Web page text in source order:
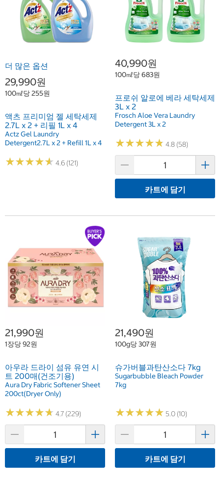
더 많은 옵션
29,990원
100㎖당 255원
액츠 프리미엄 젤 세탁세제
2.7L x 2 + 리필 1L x 4
Actz Gel Laundry
Detergent2.7L x 2 + Refill 1L x 4
★★★★★
★★★★★ 4.6 (121)
40,990원
100㎖당 683원
프로쉬 알로에 베라 세탁세제
3L x 2
Frosch Aloe Vera Laundry
Detergent 3L x 2
★★★★★
★★★★★ 4.8 (58)
카트에 담기
21,990원
1장당 92원
아우라 드라이 섬유 유연 시
트 200매(건조기용)
Aura Dry Fabric Softener Sheet
200ct(Dryer Only)
★★★★★
★★★★★ 4.7 (229)
카트에 담기
21,490원
100g당 307원
슈가버블과탄산소다 7kg
Sugarbubble Bleach Powder
7kg
★★★★★
★★★★★ 5.0 (10)
카트에 담기